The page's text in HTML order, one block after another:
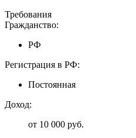
Требования
Гражданство:
РФ
Регистрация в РФ:
Постоянная
Доход:
от 10 000 руб.